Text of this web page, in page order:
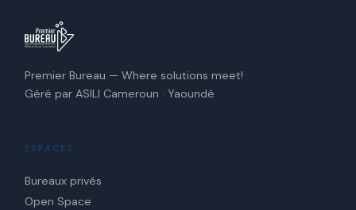
Premier Bureau — Where solutions meet!
Géré par ASILI Cameroun · Yaoundé
ESPACES
Bureaux privés
Open Space